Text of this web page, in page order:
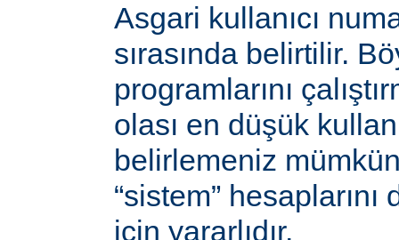
Asgari kullanıcı
sırasında belirtilir.
programlarını
olası en düşük
belirlemeniz mümkün
“sistem”
için yararlıdır.